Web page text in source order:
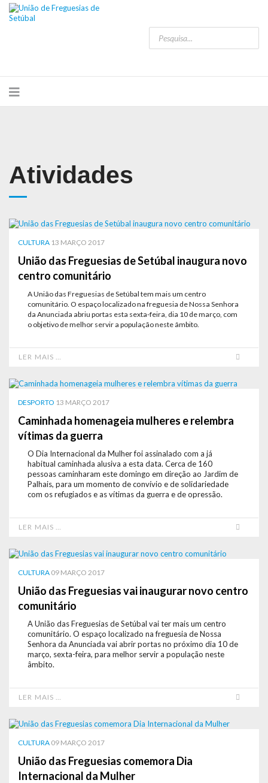
Atividades
União das Freguesias de Setúbal inaugura novo
centro comunitário
CULTURA 13 MARÇO 2017
A União das Freguesias de Setúbal tem mais um centro
comunitário. O espaço localizado na freguesia de Nossa Senhora
da Anunciada abriu portas esta sexta-feira, dia 10 de março, com
o objetivo de melhor servir a população neste âmbito.
LER MAIS …
Caminhada homenageia mulheres e relembra
vítimas da guerra
DESPORTO 13 MARÇO 2017
O Dia Internacional da Mulher foi assinalado com a já
habitual caminhada alusiva a esta data. Cerca de 160
pessoas caminharam este domingo em direção ao Jardim de
Palhais, para um momento de convívio e de solidariedade
com os refugiados e as vítimas da guerra e de opressão.
LER MAIS …
União das Freguesias vai inaugurar novo centro
comunitário
CULTURA 09 MARÇO 2017
A União das Freguesias de Setúbal vai ter mais um centro
comunitário. O espaço localizado na freguesia de Nossa
Senhora da Anunciada vai abrir portas no próximo dia 10 de
março, sexta-feira, para melhor servir a população neste
âmbito.
LER MAIS …
União das Freguesias comemora Dia
Internacional da Mulher
CULTURA 09 MARÇO 2017